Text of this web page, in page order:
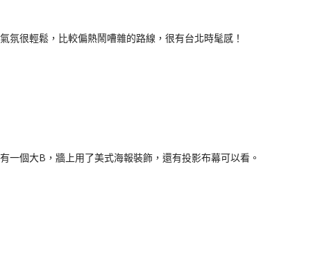
氛很輕鬆，比較偏熱鬧嘈雜的路線，很有台北時髦感！
一個大B，牆上用了美式海報裝飾，還有投影布幕可以看。